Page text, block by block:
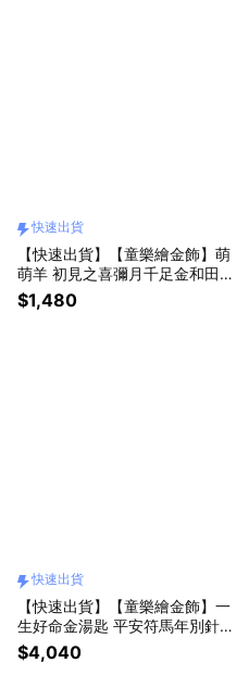
快速出貨
【快速出貨】【童樂繪金飾】萌
萌羊 初見之喜彌月千足金和田玉
禮盒 (彌月金飾 彌月禮)
$1,480
快速出貨
【快速出貨】【童樂繪金飾】一
生好命金湯匙 平安符馬年別針
約重0.08錢±0.03 (滿月禮 彌月
金飾 黃金999 安全別針)
$4,040